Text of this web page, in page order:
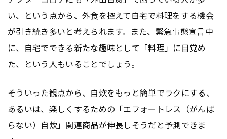
い、という点から、外食を控えて自宅で料理をする機会
が引き続き多いと考えられます。また、緊急事態宣言中
に、自宅でできる新たな趣味として「料理」に目覚め
た、という人もいることでしょう。
そういった観点から、自炊をもっと簡単でラクにする、
あるいは、楽しくするための「エフォートレス（がんば
らない）自炊」関連商品が伸長しそうだと予測できま